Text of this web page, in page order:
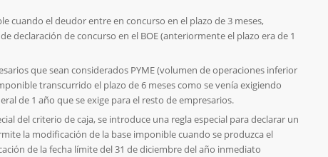
cuando el deudor entre en concurso en el plazo de 3 meses,
declaración de concurso en el BOE (anteriormente el plazo era de 1
que sean considerados PYME (volumen de operaciones inferior
transcurrido el plazo de 6 meses como se venía exigiendo
de 1 año que se exige para el resto de empresarios.
del criterio de caja, se introduce una regla especial para declarar un
la modificación de la base imponible cuando se produzca el
de la fecha límite del 31 de diciembre del año inmediato